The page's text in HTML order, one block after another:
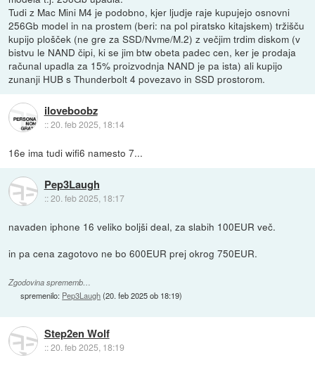
Tudi z Mac Mini M4 je podobno, kjer ljudje raje kupujejo osnovni
256Gb model in na prostem (beri: na pol piratsko kitajskem) tržišču
kupijo plošček (ne gre za SSD/Nvme/M.2) z večjim trdim diskom (v
bistvu le NAND čipi, ki se jim btw obeta padec cen, ker je prodaja
računal upadla za 15% proizvodnja NAND je pa ista) ali kupijo
zunanji HUB s Thunderbolt 4 povezavo in SSD prostorom.
iloveboobz
::20. feb 2025, 18:14
16e ima tudi wifi6 namesto 7...
Pep3Laugh
::20. feb 2025, 18:17
navaden iphone 16 veliko boljši deal, za slabih 100EUR več.
in pa cena zagotovo ne bo 600EUR prej okrog 750EUR.
Zgodovina sprememb…
spremenilo: Pep3Laugh(20. feb 2025 ob 18:19)
Step2en Wolf
::20. feb 2025, 18:19